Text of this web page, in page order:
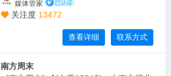
机构，于2011年10月1日成立。截至2021
播频率、13个所属事业单位，45个全资、
参股、控股公司，总资产230亿元，员工总
数1.8万人
媒体管家
关注度 13472
查看详细 联系方式
南方周末